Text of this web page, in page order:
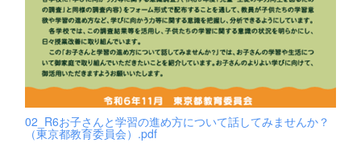
02_R6お子さんと学習の進め方について話してみませんか？
（東京都教育委員会）.pdf